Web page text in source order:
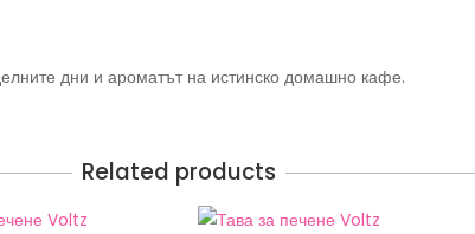
дни и ароматът на истинско домашно кафе.
Related products